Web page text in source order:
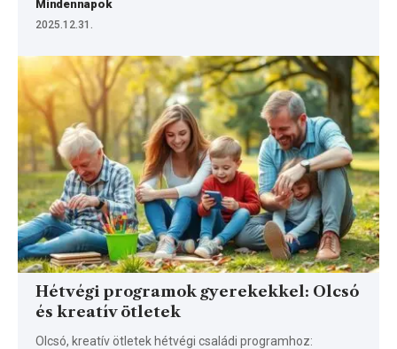
Mindennapok
2025.12.31.
Hétvégi programok gyerekekkel: Olcsó
és kreatív ötletek
Olcsó, kreatív ötletek hétvégi családi programhoz: